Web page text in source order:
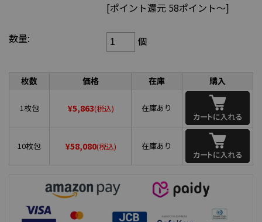
[ポイント還元 58ポイント～]
数量: 個
枚数 価格 在庫 購入
1枚包 ¥5,863(税込) 在庫あり
10枚包 ¥58,080(税込) 在庫あり